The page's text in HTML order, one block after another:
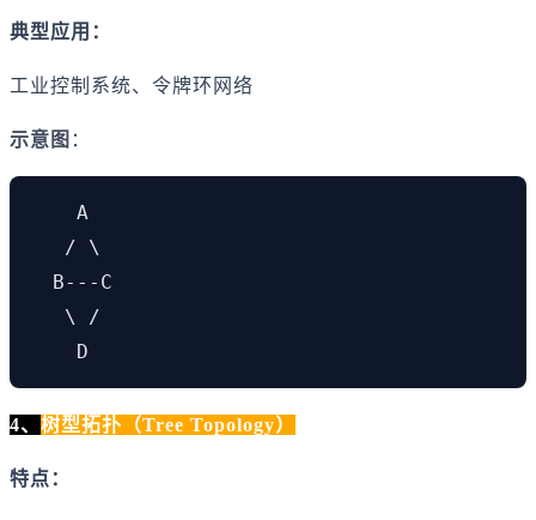
典型应用：
工业控制系统、令牌环网络
示意图 ：
A
/ \
B---C
\ /
D
4、 树型拓扑（Tree Topology）
特点：